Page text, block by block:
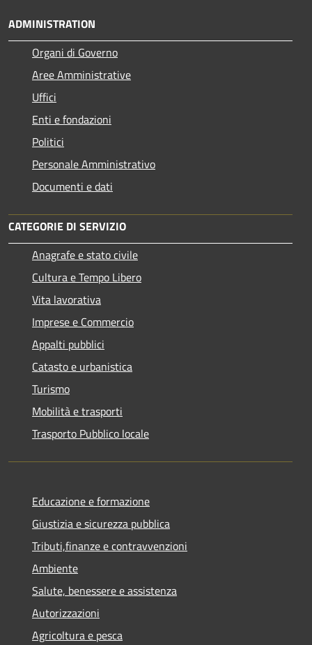
ADMINISTRATION
Organi di Governo
Aree Amministrative
Uffici
Enti e fondazioni
Politici
Personale Amministrativo
Documenti e dati
CATEGORIE DI SERVIZIO
Anagrafe e stato civile
Cultura e Tempo Libero
Vita lavorativa
Imprese e Commercio
Appalti pubblici
Catasto e urbanistica
Turismo
Mobilità e trasporti
Trasporto Pubblico locale
Educazione e formazione
Giustizia e sicurezza pubblica
Tributi,finanze e contravvenzioni
Ambiente
Salute, benessere e assistenza
Autorizzazioni
Agricoltura e pesca